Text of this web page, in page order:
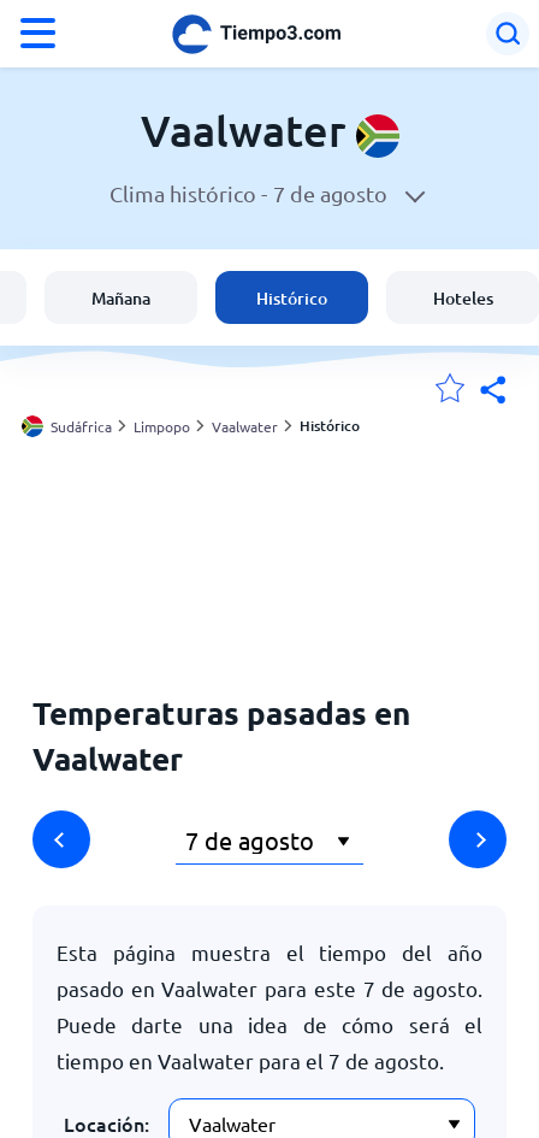
El clima en Vaalwater
España
Argentina
Vaalwater
Clima histórico - 7 de agosto
Mañana Histórico Hoteles
Sudáfrica Limpopo Vaalwater Histórico
Temperaturas pasadas en
Vaalwater
Esta página muestra el tiempo del año
pasado en Vaalwater para este 7 de agosto
Puede darte una idea de cómo será el
tiempo en Vaalwater para el 7 de agosto.
Locación: